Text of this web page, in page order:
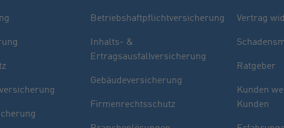
Betriebshaftpflichtversicherung
Inhalts- &
Ertragsausfallversicherung
Gebäudeversicherung
Firmenrechtsschutz
Vertrag
Ratgeber
Kunden
Kunden